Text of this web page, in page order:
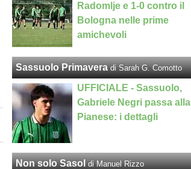
Radomlje e 1-0 contro il
Bologna nelle prime
amichevoli
Sassuolo Primavera di Sarah G. Comotto
UFFICIALE - Sassuolo,
Gabriele Negri passa alla
Pianese: i dettagli
Non solo Sasol di Manuel Rizzo